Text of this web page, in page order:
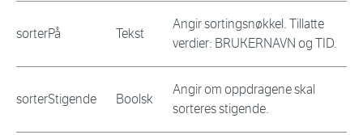
sorterPå Tekst
Angir sortingsnøkkel. Tillatte
verdier: BRUKERNAVN og TID.
sorterStigende Boolsk
Angir om oppdragene skal
sorteres stigende.